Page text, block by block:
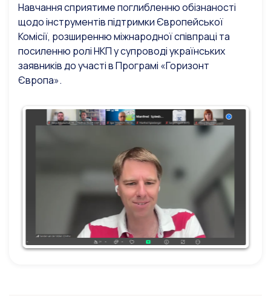
Навчання сприятиме поглибленню обізнаності
щодо інструментів підтримки Європейської
Комісії, розширенню міжнародної співпраці та
посиленню ролі НКП у супроводі українських
заявників до участі в Програмі «Горизонт
Європа».